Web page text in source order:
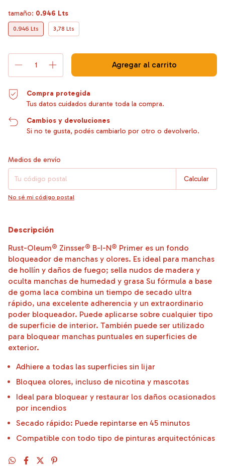
tamaño: 0.946 Lts
0.946 Lts 3,78 Lts
Compra protegida
Tus datos cuidados durante toda la compra.
Cambios y devoluciones
Si no te gusta, podés cambiarlo por otro o devolverlo.
Entregas para el CP:
Medios de envío
Calcular
No sé mi código postal
Descripción
Rust-Oleum® Zinsser® B-I-N® Primer es un fondo
bloqueador de manchas y olores. Es ideal para manchas
de hollín y daños de fuego; sella nudos de madera y
oculta manchas de humedad y grasa Su fórmula a base
de goma laca combina un tiempo de secado ultra
rápido, una excelente adherencia y un extraordinario
poder bloqueador. Puede aplicarse sobre cualquier tipo
de superficie de interior. También puede ser utilizado
para bloquear manchas puntuales en superficies de
exterior.
Adhiere a todas las superficies sin lijar
Bloquea olores, incluso de nicotina y mascotas
Ideal para bloquear y restaurar los daños ocasionados
por incendios
Secado rápido: Puede repintarse en 45 minutos
Compatible con todo tipo de pinturas arquitectónicas